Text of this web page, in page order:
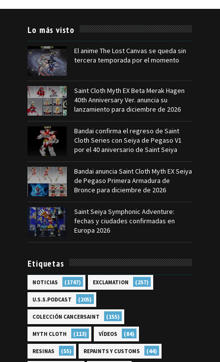
Lo más visto
El anime The Lost Canvas se queda sin
tercera temporada por el momento
Saint Cloth Myth EX Beta Merak Hagen
40th Anniversary Ver. anuncia su
lanzamiento para diciembre de 2026
Bandai confirma el regreso de Saint
Cloth Series con Seiya de Pegaso V1
por el 40 aniversario de Saint Seiya
Bandai anuncia Saint Cloth Myth EX Seiya
de Pegaso Primera Armadura de
Bronce para diciembre de 2026
Saint Seiya Symphonic Adventure:
fechas y ciudades confirmadas en
Europa 2026
Etiquetas
NOTICIAS (1747) EXCLAMATION (257)
U.S.S.PODCAST (205)
COLECCIÓN CANCERSAINT (155)
MYTH CLOTH (113) VÍDEOS (84)
RESINAS (55) REPAINTS Y CUSTOMS (44)